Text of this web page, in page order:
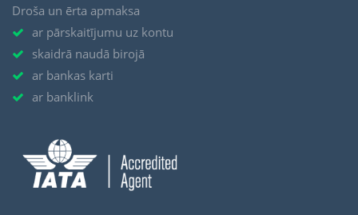
Droša un ērta apmaksa
ar pārskaitījumu uz kontu
skaidrā naudā birojā
ar bankas karti
ar banklink